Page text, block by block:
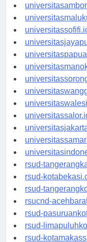
rsud-
rsud-
rsud-
rsucnd-
rsud-
rsud-